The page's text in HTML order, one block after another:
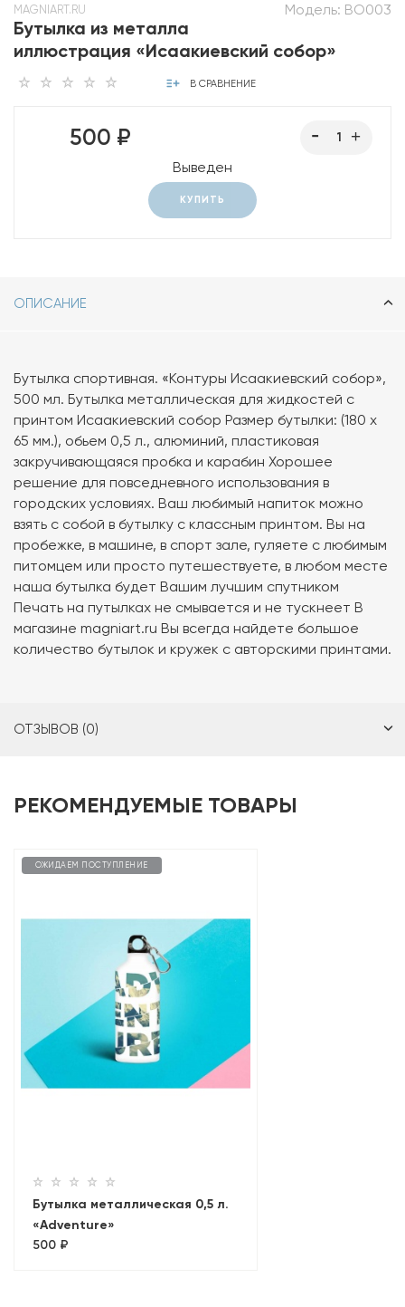
Модель: BO003
MAGNIART.RU
Бутылка из металла
иллюстрация «Исаакиевский собор»
В СРАВНЕНИЕ
500 ₽
Выведен
КУПИТЬ
ОПИСАНИЕ
Бутылка спортивная. «Контуры Исаакиевский собор»,
500 мл. Бутылка металлическая для жидкостей с
принтом Исаакиевский собор Размер бутылки: (180 х
65 мм.), обьем 0,5 л., алюминий, пластиковая
закручивающаяся пробка и карабин Хорошее
решение для повседневного использования в
городских условиях. Ваш любимый напиток можно
взять с собой в бутылку с классным принтом. Вы на
пробежке, в машине, в спорт зале, гуляете с любимым
питомцем или просто путешествуете, в любом месте
наша бутылка будет Вашим лучшим спутником
Печать на путылках не смывается и не тускнеет В
магазине magniart.ru Вы всегда найдете большое
количество бутылок и кружек с авторскими принтами.
ОТЗЫВОВ (0)
РЕКОМЕНДУЕМЫЕ ТОВАРЫ
ОЖИДАЕМ ПОСТУПЛЕНИЕ
Бутылка металлическая 0,5 л.
«Adventure»
500 ₽